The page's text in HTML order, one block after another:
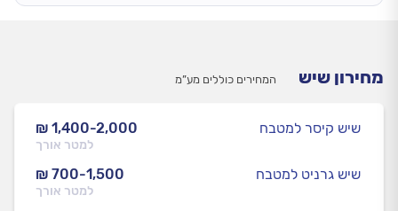
מחירון שיש המחירים כוללים מע”מ
₪ 1,400-2,000
למטר אורך
שיש קיסר למטבח
₪ 700-1,500
למטר אורך
שיש גרניט למטבח